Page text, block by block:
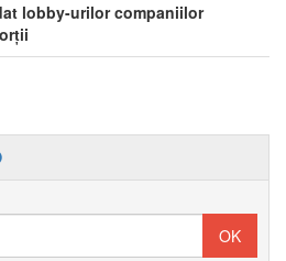
lobby-urilor companiilor